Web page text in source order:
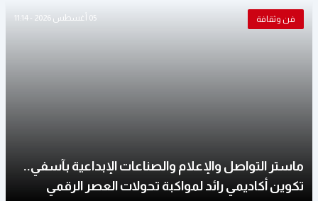
فن وثقافة 05 أغسطس 2026 - 11:14
ماستر التواصل والإعلام والصناعات الإبداعية بآسفي..
تكوين أكاديمي رائد لمواكبة تحولات العصر الرقمي